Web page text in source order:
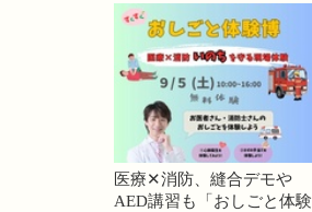
医療✕消防、縫合デモや
AED講習も「おしごと体験